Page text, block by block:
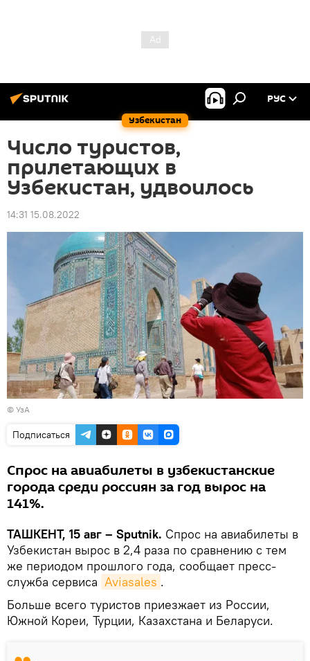
Узбекистан
РУС
Число туристов,
прилетающих в
Узбекистан, удвоилось
14:31 15.08.2022
© УзА
Подписаться
Спрос на авиабилеты в узбекистанские
города среди россиян за год вырос на
141%.
ТАШКЕНТ, 15 авг – Sputnik. Спрос на авиабилеты в
Узбекистан вырос в 2,4 раза по сравнению с тем
же периодом прошлого года, сообщает пресс-
служба сервиса Aviasales .
Больше всего туристов приезжает из России,
Южной Кореи, Турции, Казахстана и Беларуси.